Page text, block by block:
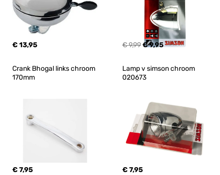
€ 13,95 € 9,99€ 9,95
Crank Bhogal links chroom
170mm
€ 7,95
Lamp v simson chroom
020673
€ 7,95